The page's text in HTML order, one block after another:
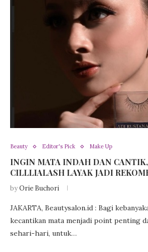
Beauty Editor's Pick Make Up
INGIN MATA INDAH DAN CANTIK,
CILLLIALASH LAYAK JADI
byOrie Buchori
JAKARTA, Beautysalon.id : Bagi
kecantikan mata menjadi point penting
sehari-hari, untuk…